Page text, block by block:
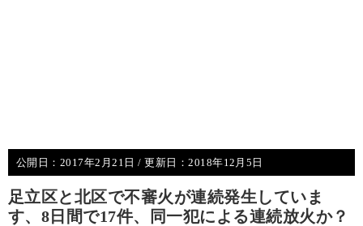
公開日： 2017年2月21日 / 更新日：2018年12月5日
足立区と北区で不審火が連続発生していま
す、8日間で17件、同一犯による連続放火か？